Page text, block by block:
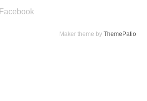
Facebook
Maker theme by ThemePatio